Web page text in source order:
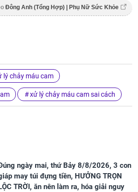
Đông Anh (Tổng Hợp) | Phụ Nữ Sức Khỏe
lý chảy máu cam
xử lý chảy máu cam sai cách
ngày mai, thứ Bảy 8/8/2026, 3 con
may túi đựng tiền, HƯỞNG TRỌN
LỘC TRỜI, ăn nên làm ra, hóa giải nguy